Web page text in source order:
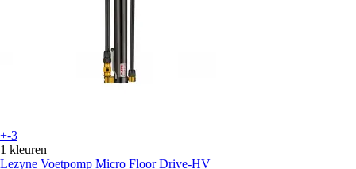
+-3
1 kleuren
Lezyne Voetpomp Micro Floor Drive-HV